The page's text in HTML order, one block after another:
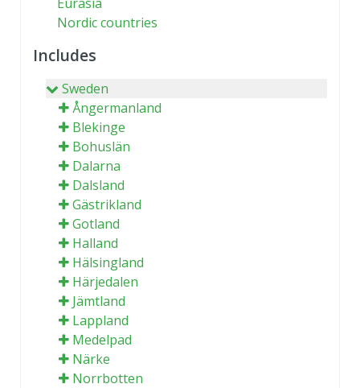
Nordic countries
Includes
Sweden
Ångermanland
Blekinge
Bohuslän
Dalarna
Dalsland
Gästrikland
Gotland
Halland
Hälsingland
Härjedalen
Jämtland
Lappland
Medelpad
Närke
Norrbotten